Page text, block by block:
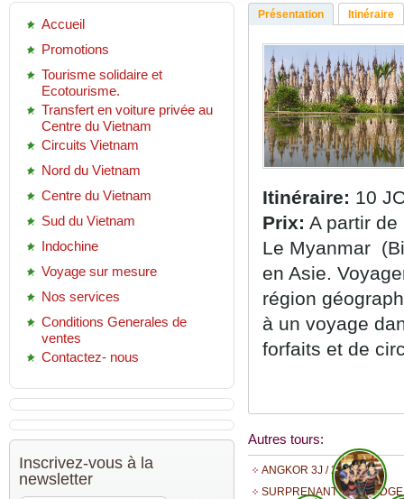
Accueil
Promotions
Tourisme solidaire et
Ecotourisme.
Transfert en voiture privée au
Centre du Vietnam
Circuits Vietnam
Nord du Vietnam
Centre du Vietnam
Sud du Vietnam
Indochine
Voyage sur mesure
Nos services
Conditions Generales de
ventes
Contactez- nous
Inscrivez-vous à la
newsletter
Présentation Itinéraire
Itinéraire: 10
Prix: A partir de
Le Myanmar
en Asie.
région
à un voyage
forfaits et de
Autres tours:
ANGKOR 3J / 2N
SURPRENANT